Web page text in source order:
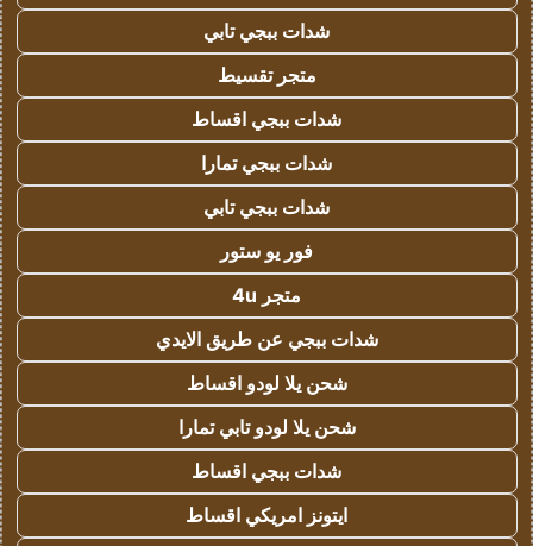
شدات ببجي تابي
متجر تقسيط
شدات ببجي اقساط
شدات ببجي تمارا
شدات ببجي تابي
فور يو ستور
متجر 4u
شدات ببجي عن طريق الايدي
شحن يلا لودو اقساط
شحن يلا لودو تابي تمارا
شدات ببجي اقساط
ايتونز امريكي اقساط